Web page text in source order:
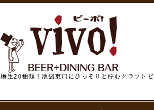
樽生20種類！池袋東口にひっそりと佇むクラフトビ